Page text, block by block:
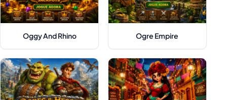
Oggy And Rhino Ogre Empire